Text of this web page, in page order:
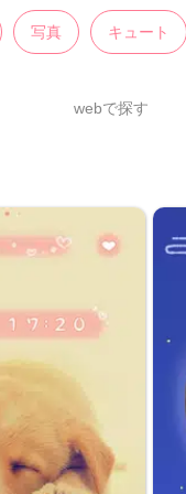
写真 キュート
webで探す